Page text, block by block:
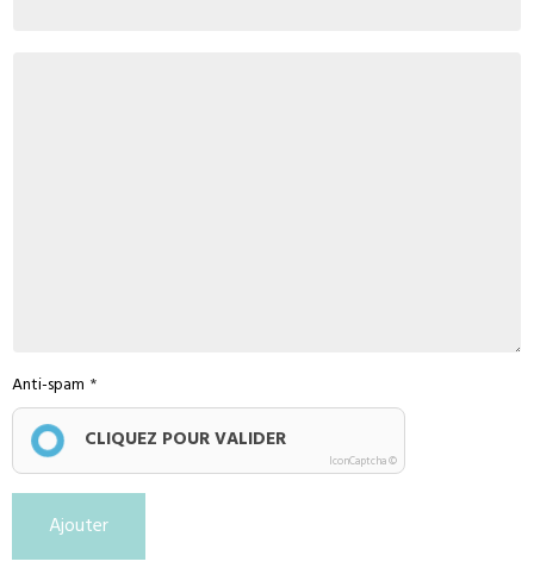
Anti-spam
CLIQUEZ POUR VALIDER
IconCaptcha ©
Ajouter